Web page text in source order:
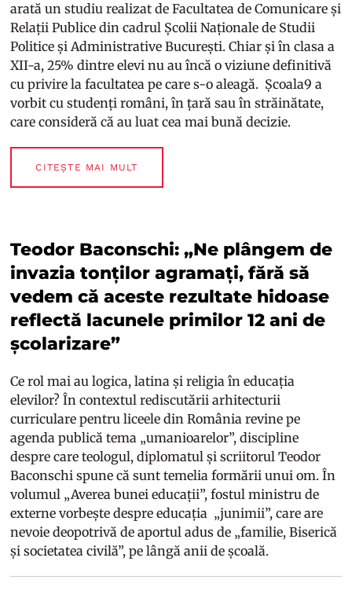
arată un studiu realizat de Facultatea de Comunicare și
Relații Publice din cadrul Școlii Naționale de Studii
Politice și Administrative București. Chiar și în clasa a
XII-a, 25% dintre elevi nu au încă o viziune definitivă
cu privire la facultatea pe care s-o aleagă. Școala9 a
vorbit cu studenți români, în țară sau în străinătate,
care consideră că au luat cea mai bună decizie.
CITEȘTE MAI MULT
Teodor Baconschi: „Ne plângem de
invazia tonților agramați, fără să
vedem că aceste rezultate hidoase
reflectă lacunele primilor 12 ani de
școlarizare”
Ce rol mai au logica, latina și religia în educația
elevilor? În contextul rediscutării arhitecturii
curriculare pentru liceele din România revine pe
agenda publică tema „umanioarelor”, discipline
despre care teologul, diplomatul și scriitorul Teodor
Baconschi spune că sunt temelia formării unui om. În
volumul „Averea bunei educații”, fostul ministru de
externe vorbește despre educația „junimii”, care are
nevoie deopotrivă de aportul adus de „familie, Biserică
și societatea civilă”, pe lângă anii de școală.